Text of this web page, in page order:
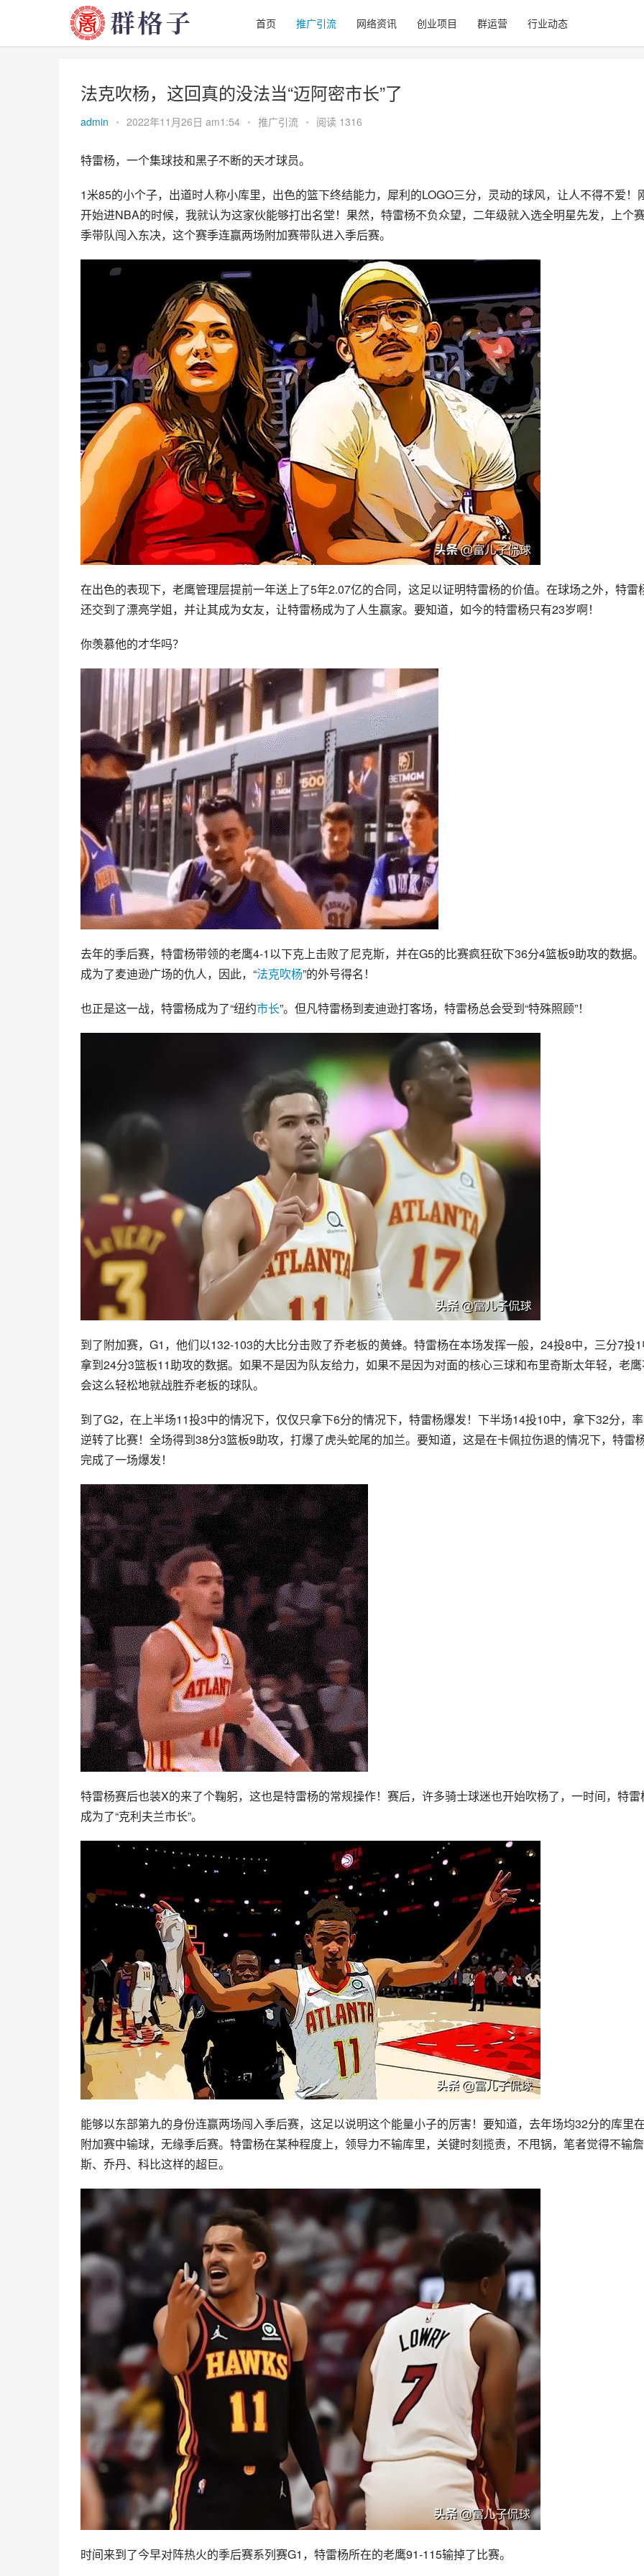
首页 推广引流 网络资讯 创业项目 群运营 行业动态
法克吹杨，这回真的没法当“迈阿密市长”了
admin • 2022年11月26日 am1:54 • 推广引流 • 阅读 1316
特雷杨，一个集球技和黑子不断的天才球员。
1米85的小个子，出道时人称小库里，出色的篮下终结能力，犀利的LOGO三分，灵动的球风，让人不得不爱！
开始进NBA的时候，我就认为这家伙能够打出名堂！果然，特雷杨不负众望，二年级就入选全明星先发，上个
季带队闯入东决，这个赛季连赢两场附加赛带队进入季后赛。
在出色的表现下，老鹰管理层提前一年送上了5年2.07亿的合同，这足以证明特雷杨的价值。在球场之外，特雷
还交到了漂亮学姐，并让其成为女友，让特雷杨成为了人生赢家。要知道，如今的特雷杨只有23岁啊！
你羡慕他的才华吗？
去年的季后赛，特雷杨带领的老鹰4-1以下克上击败了尼克斯，并在G5的比赛疯狂砍下36分4篮板9助攻的数据
成为了麦迪逊广场的仇人，因此，“法克吹杨”的外号得名！
也正是这一战，特雷杨成为了“纽约市长”。但凡特雷杨到麦迪逊打客场，特雷杨总会受到“特殊照顾”！
到了附加赛，G1，他们以132-103的大比分击败了乔老板的黄蜂。特雷杨在本场发挥一般，24投8中，三分7投
拿到24分3篮板11助攻的数据。如果不是因为队友给力，如果不是因为对面的核心三球和布里奇斯太年轻，老
会这么轻松地就战胜乔老板的球队。
到了G2，在上半场11投3中的情况下，仅仅只拿下6分的情况下，特雷杨爆发！下半场14投10中，拿下32分，
逆转了比赛！全场得到38分3篮板9助攻，打爆了虎头蛇尾的加兰。要知道，这是在卡佩拉伤退的情况下，特雷
完成了一场爆发！
特雷杨赛后也装X的来了个鞠躬，这也是特雷杨的常规操作！赛后，许多骑士球迷也开始吹杨了，一时间，特雷
成为了“克利夫兰市长”。
能够以东部第九的身份连赢两场闯入季后赛，这足以说明这个能量小子的厉害！要知道，去年场均32分的库里
附加赛中输球，无缘季后赛。特雷杨在某种程度上，领导力不输库里，关键时刻揽责，不甩锅，笔者觉得不输
斯、 乔丹、 科比这样的超巨。
时间来到了今早对阵热火的季后赛系列赛G1，特雷杨所在的老鹰91-115输掉了比赛。